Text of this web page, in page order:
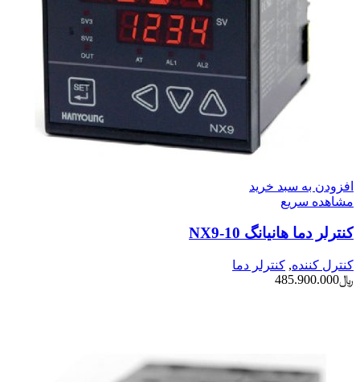
افزودن به سبد خرید
مشاهده سریع
کنترلر دما هانیانگ NX9-10
کنترل کننده, کنترلر دما
﷼485.900.000